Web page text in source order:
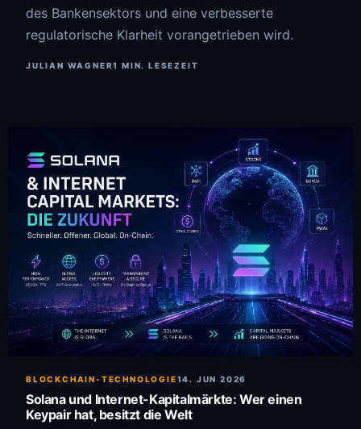
des Bankensektors und eine verbesserte
regulatorische Klarheit vorangetrieben wird.
JULIAN WAGNER1 MIN. LESEZEIT
BLOCKCHAIN-TECHNOLOGIE14. JUN 2026
Solana und Internet-Kapitalmärkte: Wer einen
Keypair hat, besitzt die Welt